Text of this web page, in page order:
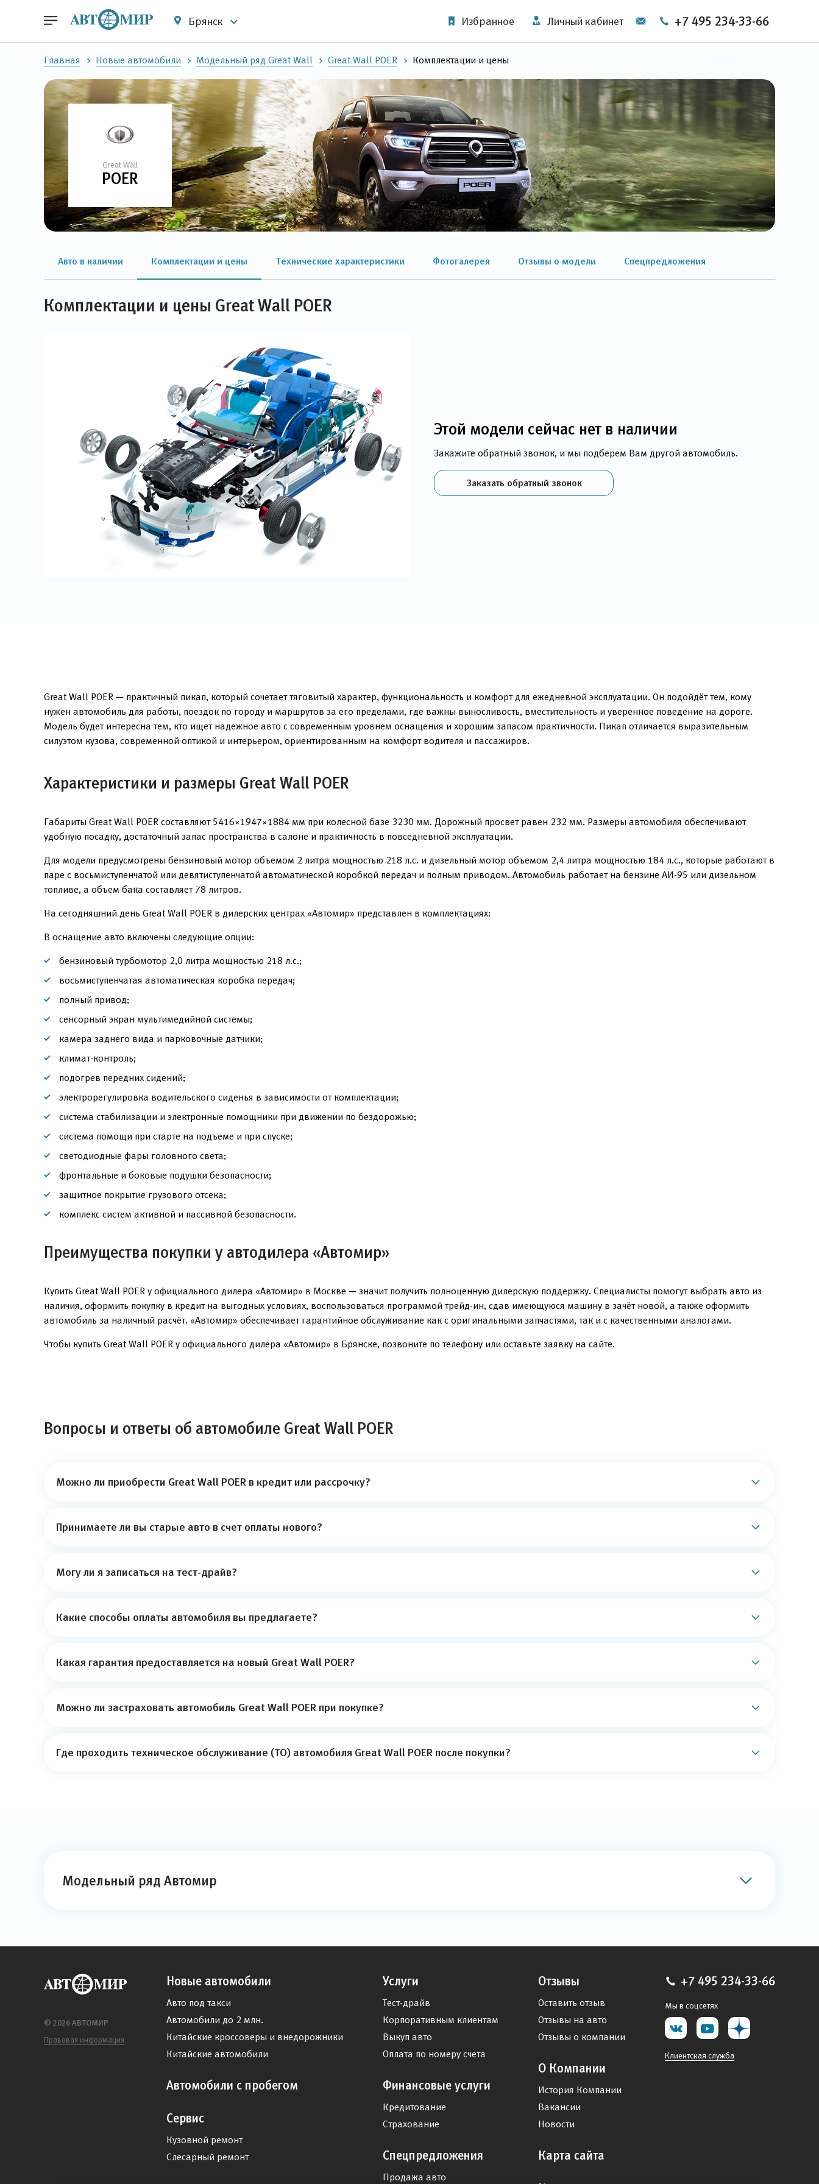
Брянск Избранное Личный кабинет +7 495 234-33-66
Главная Новые автомобили Модельный ряд Great Wall Great Wall POER Комплектации и цены
Great Wall
POER
Авто в наличии Комплектации и цены Технические характеристики Фотогалерея Отзывы о модели Спецпредложения
Комплектации и цены Great Wall POER
Этой модели сейчас нет в наличии
Закажите обратный звонок, и мы подберем Вам другой автомобиль.
Заказать обратный звонок
Great Wall POER — практичный пикап, который сочетает тяговитый характер, функциональность и комфорт для ежедневной эксплуатации. Он подойдёт тем, кому
нужен автомобиль для работы, поездок по городу и маршрутов за его пределами, где важны выносливость, вместительность и уверенное поведение на дороге.
Модель будет интересна тем, кто ищет надежное авто с современным уровнем оснащения и хорошим запасом практичности. Пикап отличается выразительным
силуэтом кузова, современной оптикой и интерьером, ориентированным на комфорт водителя и пассажиров.
Характеристики и размеры Great Wall POER
Габариты Great Wall POER составляют 5416×1947×1884 мм при колесной базе 3230 мм. Дорожный просвет равен 232 мм. Размеры автомобиля обеспечивают
удобную посадку, достаточный запас пространства в салоне и практичность в повседневной эксплуатации.
Для модели предусмотрены бензиновый мотор объемом 2 литра мощностью 218 л.с. и дизельный мотор объемом 2,4 литра мощностью 184 л.с., которые работают в
паре с восьмиступенчатой или девятиступенчатой автоматической коробкой передач и полным приводом. Автомобиль работает на бензине АИ-95 или дизельном
топливе, а объем бака составляет 78 литров.
На сегодняшний день Great Wall POER в дилерских центрах «Автомир» представлен в комплектациях:
В оснащение авто включены следующие опции:
бензиновый турбомотор 2,0 литра мощностью 218 л.с.;
восьмиступенчатая автоматическая коробка передач;
полный привод;
сенсорный экран мультимедийной системы;
камера заднего вида и парковочные датчики;
климат-контроль;
подогрев передних сидений;
электрорегулировка водительского сиденья в зависимости от комплектации;
система стабилизации и электронные помощники при движении по бездорожью;
система помощи при старте на подъеме и при спуске;
светодиодные фары головного света;
фронтальные и боковые подушки безопасности;
защитное покрытие грузового отсека;
комплекс систем активной и пассивной безопасности.
Преимущества покупки у автодилера «Автомир»
Купить Great Wall POER у официального дилера «Автомир» в Москве — значит получить полноценную дилерскую поддержку. Специалисты помогут выбрать авто из
наличия, оформить покупку в кредит на выгодных условиях, воспользоваться программой трейд-ин, сдав имеющуюся машину в зачёт новой, а также оформить
автомобиль за наличный расчёт. «Автомир» обеспечивает гарантийное обслуживание как с оригинальными запчастями, так и с качественными аналогами.
Чтобы купить Great Wall POER у официального дилера «Автомир» в Брянске, позвоните по телефону или оставьте заявку на сайте.
Вопросы и ответы об автомобиле Great Wall POER
Можно ли приобрести Great Wall POER в кредит или рассрочку?
Принимаете ли вы старые авто в счет оплаты нового?
Могу ли я записаться на тест-драйв?
Какие способы оплаты автомобиля вы предлагаете?
Какая гарантия предоставляется на новый Great Wall POER?
Можно ли застраховать автомобиль Great Wall POER при покупке?
Где проходить техническое обслуживание (ТО) автомобиля Great Wall POER после покупки?
Модельный ряд Автомир
© 2026 АВТОМИР
Правовая информация
Новые автомобили
Авто под такси
Автомобили до 2 млн.
Китайские кроссоверы и внедорожники
Китайские автомобили
Автомобили с пробегом
Сервис
Кузовной ремонт
Слесарный ремонт
Услуги
Тест-драйв
Корпоративным клиентам
Выкуп авто
Оплата по номеру счета
Финансовые услуги
Кредитование
Страхование
Спецпредложения
Продажа авто
Отзывы
Оставить отзыв
Отзывы на авто
Отзывы о компании
О Компании
История Компании
Вакансии
Новости
Карта сайта
+7 495 234-33-66
Мы в соцсетях
Клиентская служба